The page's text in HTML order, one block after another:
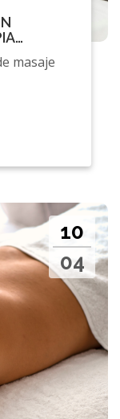
DE
masaje
10
04